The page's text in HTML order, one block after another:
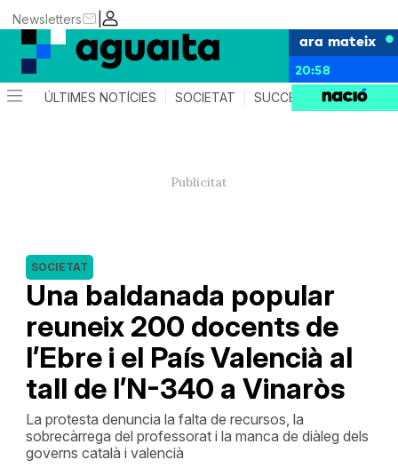
|
Newsletters
ara mateix
20:58
ÚLTIMES NOTÍCIES SOCIETAT SUCCESSOS AGENDA
Una baldanada popular
reuneix 200 docents de
l’Ebre i el País Valencià al
tall de l’N-340 a Vinaròs
SOCIETAT
La protesta denuncia la falta de recursos, la
sobrecàrrega del professorat i la manca de diàleg dels
governs català i valencià